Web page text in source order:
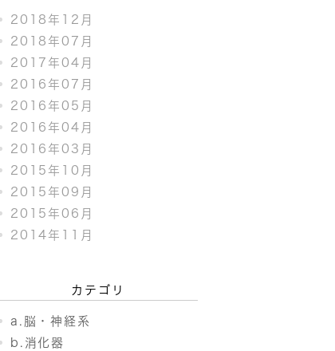
2018年12月
2018年07月
2017年04月
2016年07月
2016年05月
2016年04月
2016年03月
2015年10月
2015年09月
2015年06月
2014年11月
カテゴリ
a.脳・神経系
b.消化器